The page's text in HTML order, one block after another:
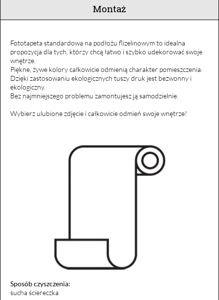
Montaż
Fototapeta standardowa na podłożu flizelinowym to idealna
propozycja dla tych, którzy chcą łatwo i szybko udekorować swoje
wnętrze.
Piękne, żywe kolory całkowicie odmienią charakter pomieszczenia.
Dzięki zastosowaniu ekologicznych tuszy druk jest bezwonny i
ekologiczny.
Bez najmniejszego problemu zamontujesz ją samodzielnie.
Wybierz ulubione zdjęcie i całkowicie odmień swoje wnętrze!
Sposób czyszczenia:
sucha ściereczka